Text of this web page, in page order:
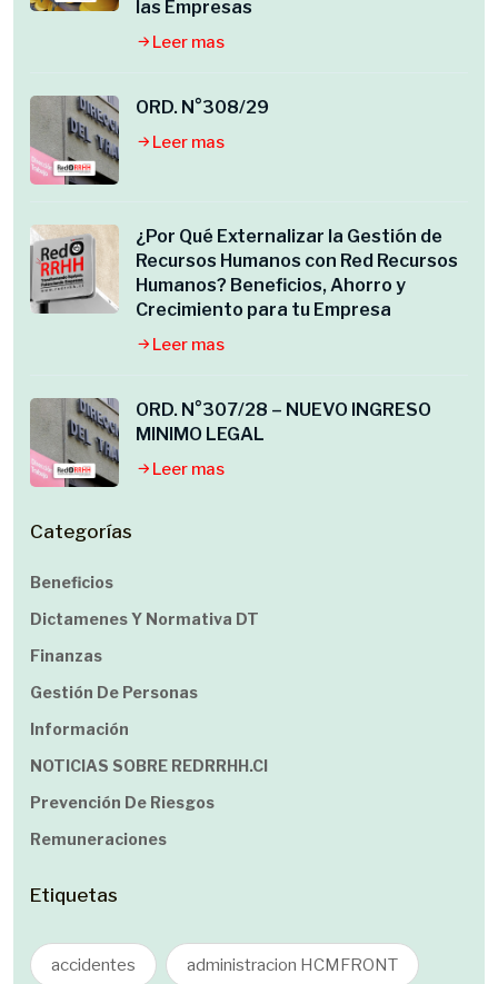
las Empresas
Leer mas
ORD. N°308/29
Leer mas
¿Por Qué Externalizar la Gestión de
Recursos Humanos con Red Recursos
Humanos? Beneficios, Ahorro y
Crecimiento para tu Empresa
Leer mas
ORD. N°307/28 – NUEVO INGRESO
MINIMO LEGAL
Leer mas
Categorías
Beneficios
Dictamenes Y Normativa DT
Finanzas
Gestión De Personas
Información
NOTICIAS SOBRE REDRRHH.cl
Prevención De Riesgos
Remuneraciones
Etiquetas
accidentes administracion HCMFRONT